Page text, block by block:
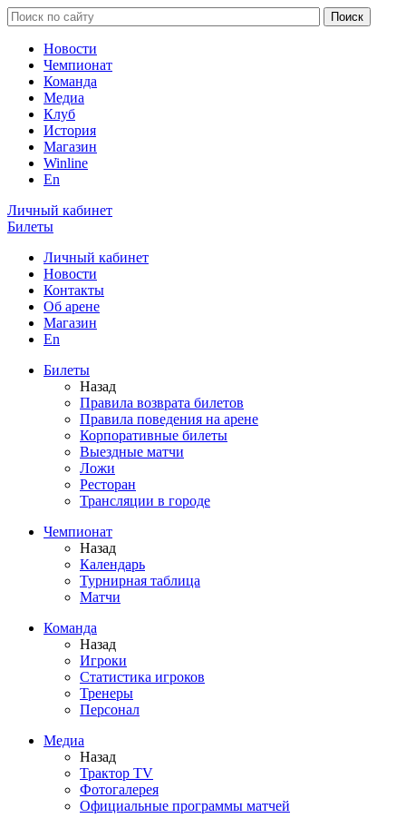
Новости
Чемпионат
Команда
Медиа
Клуб
История
Магазин
Winline
En
Личный кабинет
Билеты
Личный кабинет
Новости
Контакты
Об арене
Магазин
En
Билеты
Назад
Правила возврата билетов
Правила поведения на арене
Корпоративные билеты
Выездные матчи
Ложи
Ресторан
Трансляции в городе
Чемпионат
Назад
Календарь
Турнирная таблица
Матчи
Команда
Назад
Игроки
Статистика игроков
Тренеры
Персонал
Медиа
Назад
Трактор TV
Фотогалерея
Официальные программы матчей